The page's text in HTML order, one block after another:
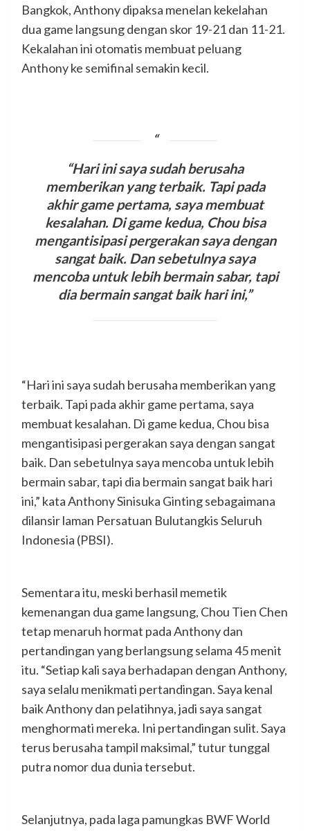
Bangkok, Anthony dipaksa menelan kekelahan
dua game langsung dengan skor 19-21 dan 11-21.
Kekalahan ini otomatis membuat peluang
Anthony ke semifinal semakin kecil.
“Hari ini saya sudah berusaha
memberikan yang terbaik. Tapi pada
akhir game pertama, saya membuat
kesalahan. Di game kedua, Chou bisa
mengantisipasi pergerakan saya dengan
sangat baik. Dan sebetulnya saya
mencoba untuk lebih bermain sabar, tapi
dia bermain sangat baik hari ini,”
“Hari ini saya sudah berusaha memberikan yang
terbaik. Tapi pada akhir game pertama, saya
membuat kesalahan. Di game kedua, Chou bisa
mengantisipasi pergerakan saya dengan sangat
baik. Dan sebetulnya saya mencoba untuk lebih
bermain sabar, tapi dia bermain sangat baik hari
ini,” kata Anthony Sinisuka Ginting sebagaimana
dilansir laman Persatuan Bulutangkis Seluruh
Indonesia (PBSI).
Sementara itu, meski berhasil memetik
kemenangan dua game langsung, Chou Tien Chen
tetap menaruh hormat pada Anthony dan
pertandingan yang berlangsung selama 45 menit
itu. “Setiap kali saya berhadapan dengan Anthony,
saya selalu menikmati pertandingan. Saya kenal
baik Anthony dan pelatihnya, jadi saya sangat
menghormati mereka. Ini pertandingan sulit. Saya
terus berusaha tampil maksimal,” tutur tunggal
putra nomor dua dunia tersebut.
Selanjutnya, pada laga pamungkas BWF World